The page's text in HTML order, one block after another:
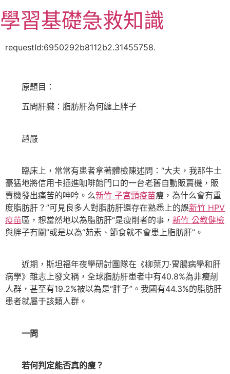
至
主
學習基礎急救知識
requestId:6950292b8112b2.31455758.
原題目：
五問肝臟：脂肪肝為何纏上胖子
趙嚴
臨床上，常常有患者拿著體檢陳述問：“大夫，我那牛土
豪猛地將信用卡插進咖啡館門口的一台老舊自動販賣機，販
賣機發出痛苦的呻吟。么新竹 子宮頸疫苗瘦，為什么會有重
度脂肪肝？”可見良多人對脂肪肝還存在熟悉上的誤新竹 HPV
疫苗區，想當然地以為脂肪肝“是瘦削者的事， 新竹 公教健檢
與胖子有關”或是以為“茹素、節食就不會患上脂肪肝”。
近期，斯坦福年夜學研討團隊在《柳葉刀·胃腸病學和肝
病學》雜志上發文稱，全球脂肪肝患者中有40.8%為非瘦削
人群，甚至有19.2%被以為是“胖子”。我國有44.3%的脂肪肝
患者就屬于該類人群。
一問
若何判定能否真的瘦？